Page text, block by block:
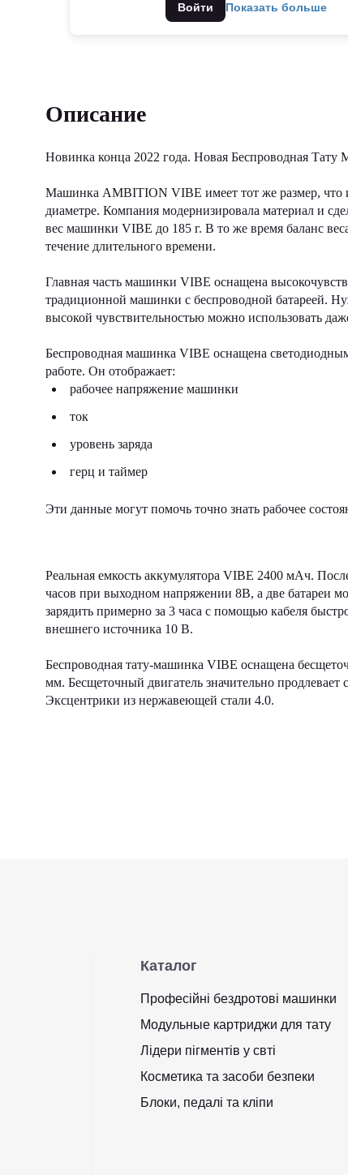
Войти Показать больше
Описание
Новинка конца 2022 года. Новая Беспроводная
Машинка AMBITION VIBE имеет тот же размер,
диаметре. Компания модернизировала материал и
вес машинки VIBE до 185 г. В то же время баланс
течение длительного времени.
Главная часть машинки VIBE оснащена
традиционной машинки с беспроводной батареей.
высокой чувствительностью можно использовать
Беспроводная машинка VIBE оснащена
работе. Он отображает:
рабочее напряжение машинки
ток
уровень заряда
герц и таймер
Эти данные могут помочь точно знать рабочее
Реальная емкость аккумулятора VIBE 2400 мАч.
часов при выходном напряжении 8В, а две батареи
зарядить примерно за 3 часа с помощью кабеля
внешнего источника 10 В.
Беспроводная тату-машинка VIBE оснащена
мм. Бесщеточный двигатель значительно
Эксцентрики из нержавеющей стали 4.0.
Каталог
Професійні бездротові машинки
Модульные картриджи для тату
Лідери пігментів у свті
Косметика та засоби безпеки
Блоки, педалі та кліпи